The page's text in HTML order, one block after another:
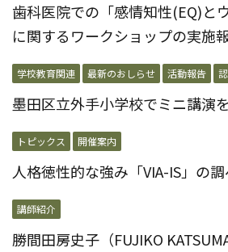
歯科医院での「感情知性(EQ)と
に関するワークショップの実施
学校教育関連 最新のおしらせ 活動報告
墨田区立外手小学校でミニ講演
トピックス 開催案内
人格徳性的な強み「VIA-IS」の
講師紹介
勝間田房史子（FUJIKO